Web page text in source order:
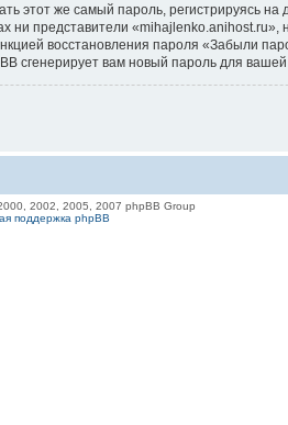
же самый пароль, регистрируясь на
представители
восстановления пароля «Забыли
сгенерирует вам новый пароль для вашей
2002, 2005, 2007 phpBB Group
поддержка phpBB